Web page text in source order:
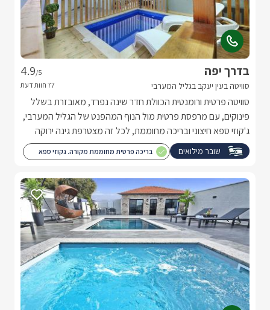
בדרך יפה
סוויטה בעין יעקב בגליל המערבי
4.9/5
סוויטה פרטית ורומנטית הכוולת חדר שינה נפרד, מאובזרת בשלל
פינוקים, עם מרפסת פרטית מול הנוף המהפנט של הגליל המערבי,
ג'קוזי ספא חיצוני ובריכה מחוממת, לכל זה מצטרפת גינה ירוקה
ומטופחת.שובר מילואים
בריכה פרטית מחוממת מקורה. גקוזי ספא